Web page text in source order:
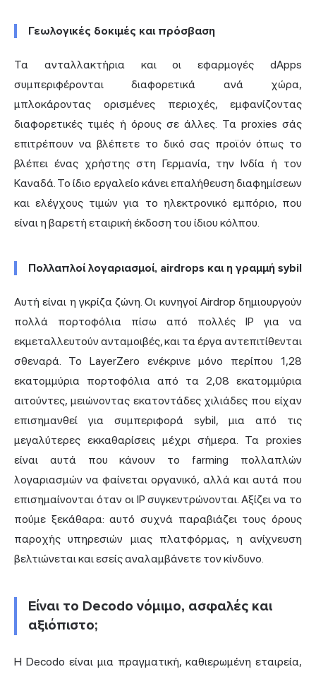
Γεωλογικές δοκιμές και πρόσβαση
Τα ανταλλακτήρια και οι εφαρμογές dApps
συμπεριφέρονται διαφορετικά ανά χώρα,
μπλοκάροντας ορισμένες περιοχές, εμφανίζοντας
διαφορετικές τιμές ή όρους σε άλλες. Τα proxies σάς
επιτρέπουν να βλέπετε το δικό σας προϊόν όπως το
βλέπει ένας χρήστης στη Γερμανία, την Ινδία ή τον
Καναδά. Το ίδιο εργαλείο κάνει επαλήθευση διαφημίσεων
και ελέγχους τιμών για το ηλεκτρονικό εμπόριο, που
είναι η βαρετή εταιρική έκδοση του ίδιου κόλπου.
Πολλαπλοί λογαριασμοί, airdrops και η γραμμή sybil
Αυτή είναι η γκρίζα ζώνη. Οι κυνηγοί Airdrop δημιουργούν
πολλά πορτοφόλια πίσω από πολλές IP για να
εκμεταλλευτούν ανταμοιβές, και τα έργα αντεπιτίθενται
σθεναρά. Το LayerZero ενέκρινε μόνο περίπου 1,28
εκατομμύρια πορτοφόλια από τα 2,08 εκατομμύρια
αιτούντες, μειώνοντας εκατοντάδες χιλιάδες που είχαν
επισημανθεί για συμπεριφορά sybil, μια από τις
μεγαλύτερες εκκαθαρίσεις μέχρι σήμερα. Τα proxies
είναι αυτά που κάνουν το farming πολλαπλών
λογαριασμών να φαίνεται οργανικό, αλλά και αυτά που
επισημαίνονται όταν οι IP συγκεντρώνονται. Αξίζει να το
πούμε ξεκάθαρα: αυτό συχνά παραβιάζει τους όρους
παροχής υπηρεσιών μιας πλατφόρμας, η ανίχνευση
βελτιώνεται και εσείς αναλαμβάνετε τον κίνδυνο.
Είναι το Decodo νόμιμο, ασφαλές και
αξιόπιστο;
Η Decodo είναι μια πραγματική, καθιερωμένη εταιρεία,